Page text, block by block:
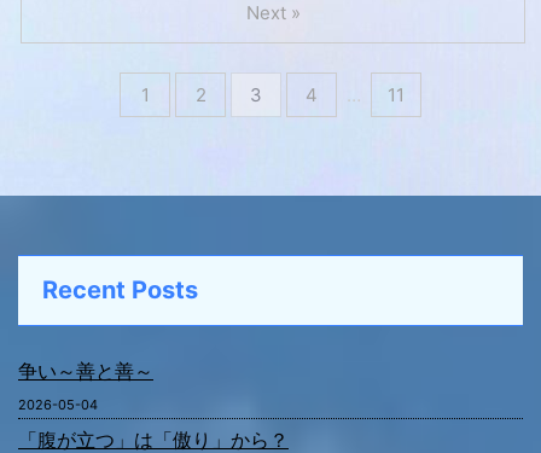
1 2 3 4 … 11
Next »
Recent Posts
争い～善と善～
2026-05-04
「腹が立つ」は「傲り」から？